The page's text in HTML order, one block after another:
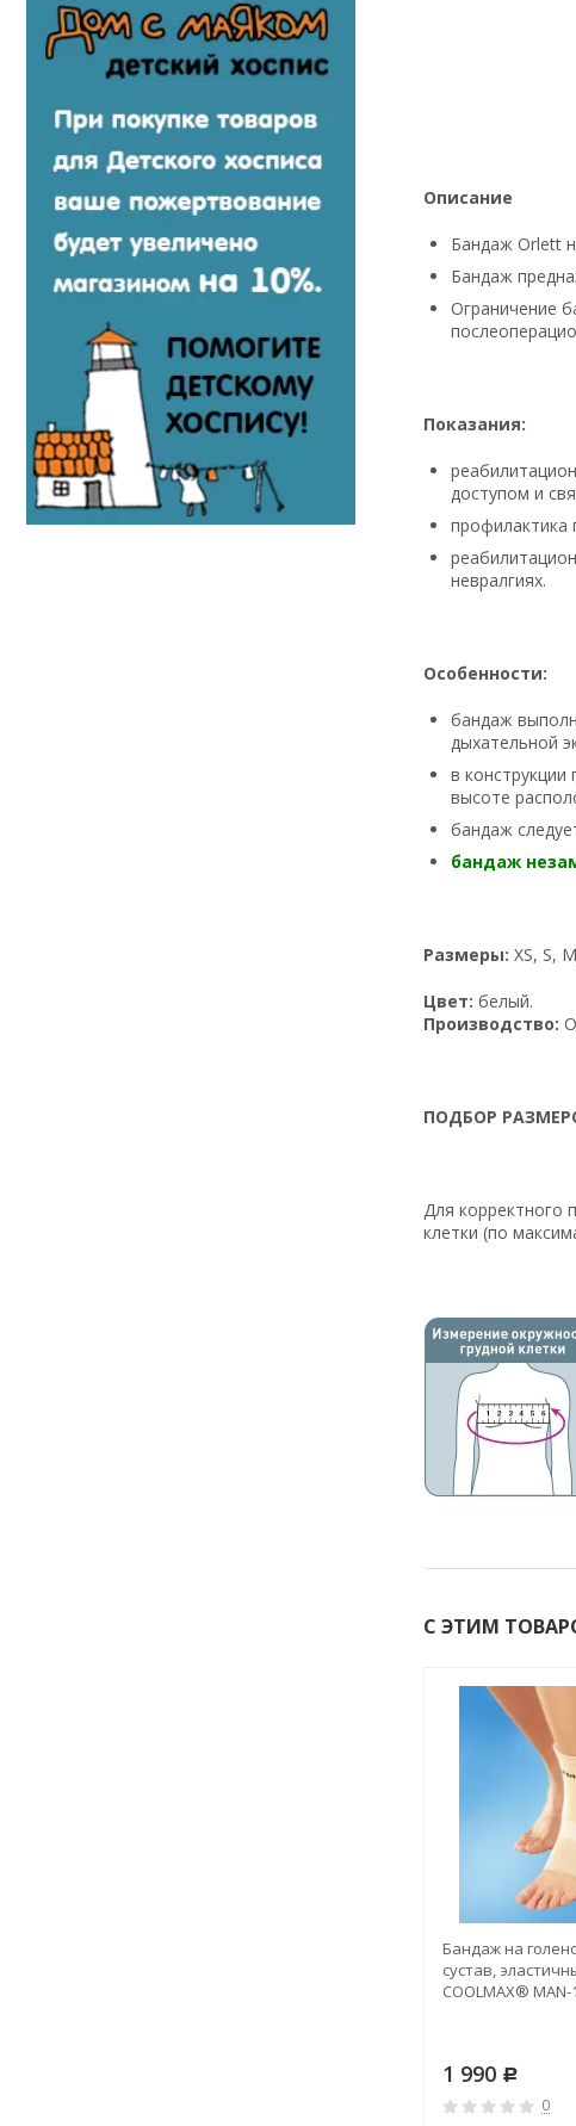
Описание
Бандаж Orlett
Бандаж
Ограничение
Показания:
доступом и
профилактика
невралгиях.
Особенности:
бандаж
дыхательной
в
высоте
бандаж
бандаж
Размеры: XS, S,
Цвет: белый.
Производство:
ПОДБОР
Для корректного
клетки (по
С ЭТИМ
Бандаж на
сустав,
COOLMAX® MAN-
1 990 Р
0